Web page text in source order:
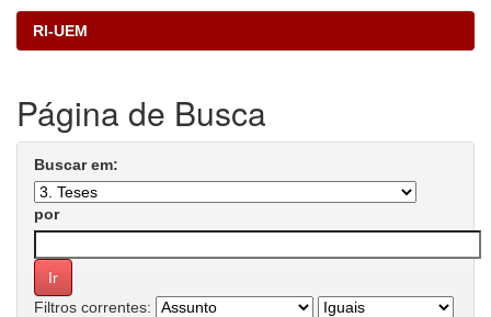
RI-UEM
Página de Busca
Buscar em:
por
Filtros correntes: